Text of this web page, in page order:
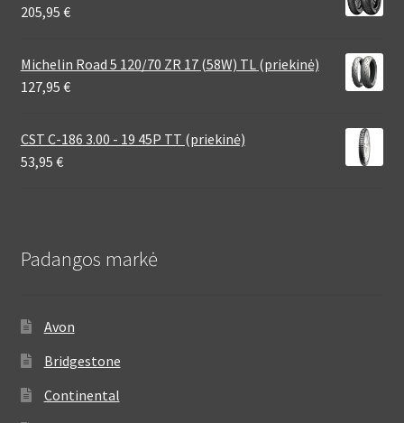
205,95 €
Michelin Road 5 120/70 ZR 17 (58W) TL (priekinė)
127,95 €
CST C-186 3.00 - 19 45P TT (priekinė)
53,95 €
Padangos markė
Avon
Bridgestone
Continental